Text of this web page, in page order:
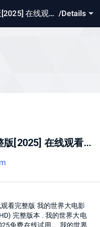
在线观看 /Details
《我的世界大电影》 完整版[2025] 在线观看[1080p]与下载高清电影
看完整版 我的世界大电影
完整版本 . 我的世界大电
免费在线试用。 我的世界